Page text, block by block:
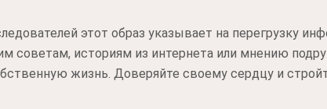
этот образ указывает на перегрузку
советам, историям из интернета или мнению
жизнь. Доверяйте своему сердцу и